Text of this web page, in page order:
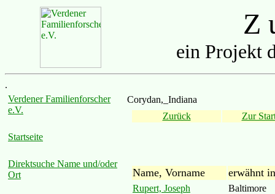
Z
ein Projekt
.
Verdener Familienforscher
e.V.
Startseite
Direktsuche Name und/oder
Ort
Corydan,_Indiana
Zurück
Zur
Name, Vorname erwähnt in
Rupert, Joseph
Baltimore